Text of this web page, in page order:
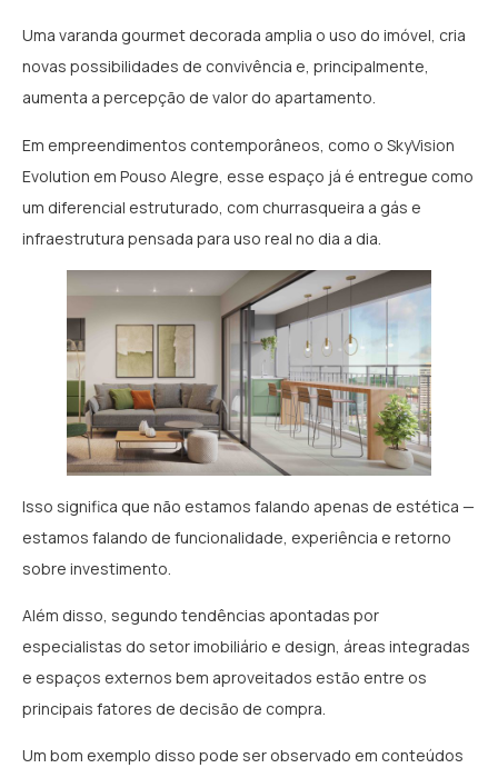
Uma varanda gourmet decorada amplia o uso do imóvel, cria
novas possibilidades de convivência e, principalmente,
aumenta a percepção de valor do apartamento.
Em empreendimentos contemporâneos, como o SkyVision
Evolution em Pouso Alegre, esse espaço já é entregue como
um diferencial estruturado, com churrasqueira a gás e
infraestrutura pensada para uso real no dia a dia.
Isso significa que não estamos falando apenas de estética —
estamos falando de funcionalidade, experiência e retorno
sobre investimento.
Além disso, segundo tendências apontadas por
especialistas do setor imobiliário e design, áreas integradas
e espaços externos bem aproveitados estão entre os
principais fatores de decisão de compra.
Um bom exemplo disso pode ser observado em conteúdos